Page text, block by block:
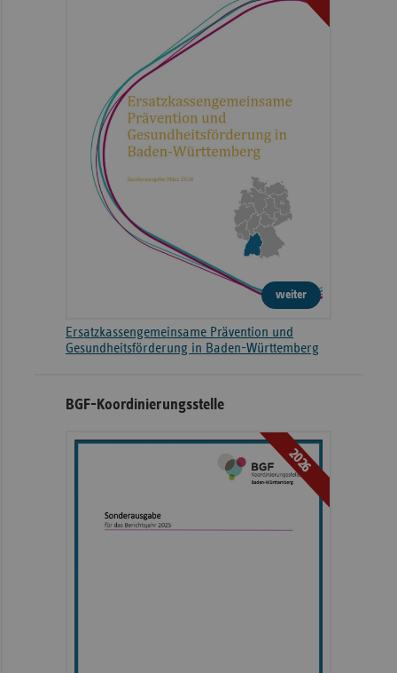
weiter
Ersatzkassengemeinsame Prävention und
Gesundheitsförderung in Baden-Württemberg
BGF-Koordinierungsstelle
2026